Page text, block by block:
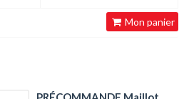
Mon panier